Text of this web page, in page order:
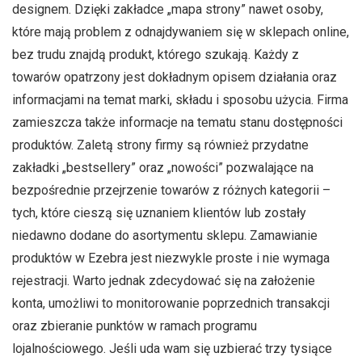
designem. Dzięki zakładce „mapa strony” nawet osoby,
które mają problem z odnajdywaniem się w sklepach online,
bez trudu znajdą produkt, którego szukają. Każdy z
towarów opatrzony jest dokładnym opisem działania oraz
informacjami na temat marki, składu i sposobu użycia. Firma
zamieszcza także informacje na tematu stanu dostępności
produktów. Zaletą strony firmy są również przydatne
zakładki „bestsellery” oraz „nowości” pozwalające na
bezpośrednie przejrzenie towarów z różnych kategorii –
tych, które cieszą się uznaniem klientów lub zostały
niedawno dodane do asortymentu sklepu. Zamawianie
produktów w Ezebra jest niezwykle proste i nie wymaga
rejestracji. Warto jednak zdecydować się na założenie
konta, umożliwi to monitorowanie poprzednich transakcji
oraz zbieranie punktów w ramach programu
lojalnościowego. Jeśli uda wam się uzbierać trzy tysiące